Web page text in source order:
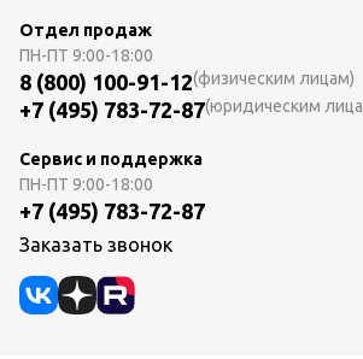
Отдел продаж
ПН-ПТ 9:00-18:00
8 (800) 100-91-12(физическим лицам)
+7 (495) 783-72-87(юридическим
Сервис и поддержка
ПН-ПТ 9:00-18:00
+7 (495) 783-72-87
Заказать звонок